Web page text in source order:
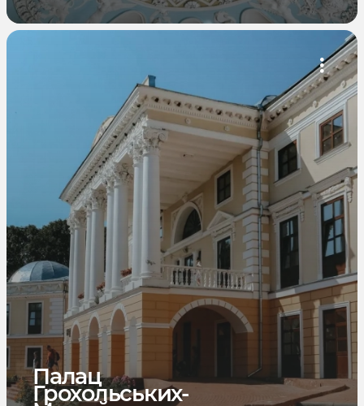
Палац
Грохольських-